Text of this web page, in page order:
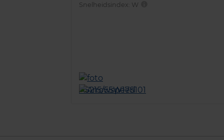
Snelheidsindex: W